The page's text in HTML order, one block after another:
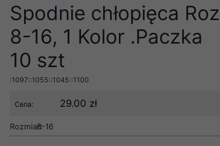
Spodnie chłopięca Roz
8-16, 1 Kolor .Paczka
10 szt
:1097::1055::1045::1100
Cena: 29.00 zł
Rozmiar:8-16